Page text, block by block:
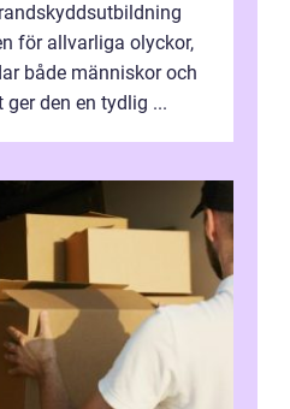
för allvarliga olyckor,
både människor och
den en tydlig ...